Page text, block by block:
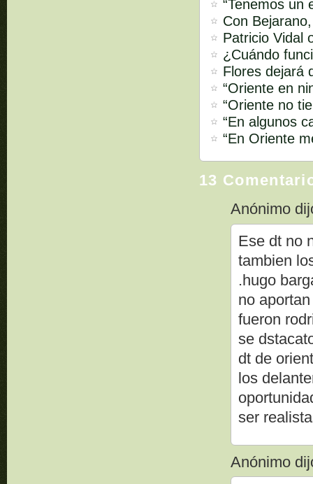
“Tenemos un
Con
Patricio Vidal
¿Cuándo
Flores dejará
“Oriente en
“Oriente no
“En algunos
“En Oriente
13
Anónimo
Ese dt no
tambien
.hugo
no
fueron
se
dt de
los
ser
Anónimo